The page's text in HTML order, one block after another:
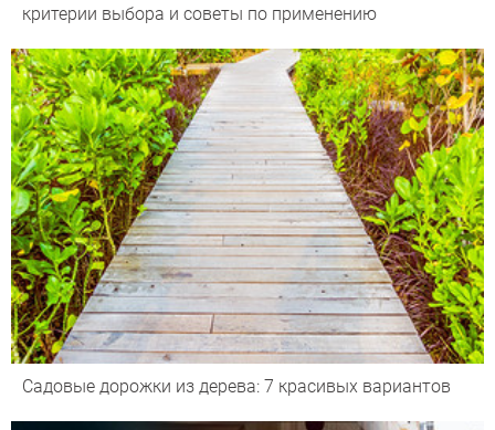
критерии выбора и советы по применению
Садовые дорожки из дерева: 7 красивых вариантов